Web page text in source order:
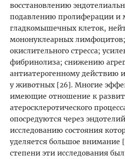
восстановлению
подавлению пролиферации и
гладкомышечных клеток,
мононуклеарных
окислительного стресса;
фибринолиза; снижению
антиатерогенному действию
у животных [26]. Многие
имеющие отношение к
атеросклеротического
опосредуются через
исследованию состояния
уделяется большое внимание
степени эти исследования